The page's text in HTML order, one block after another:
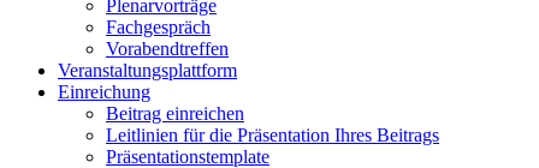
Plenarvorträge
Fachgespräch
Vorabendtreffen
Veranstaltungsplattform
Einreichung
Beitrag einreichen
Leitlinien für die Präsentation Ihres Beitrags
Präsentationstemplate